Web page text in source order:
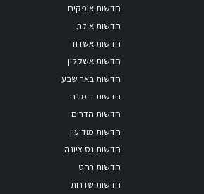
חדשות אופקים
חדשות אילת
חדשות אשדוד
חדשות אשקלון
חדשות באר שבע
חדשות דימונה
חדשות הדרום
חדשות מודיעין
חדשות נס ציונה
חדשות רהט
חדשות שדרות